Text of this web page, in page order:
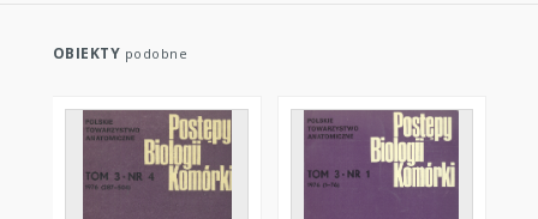
OBIEKTY podobne